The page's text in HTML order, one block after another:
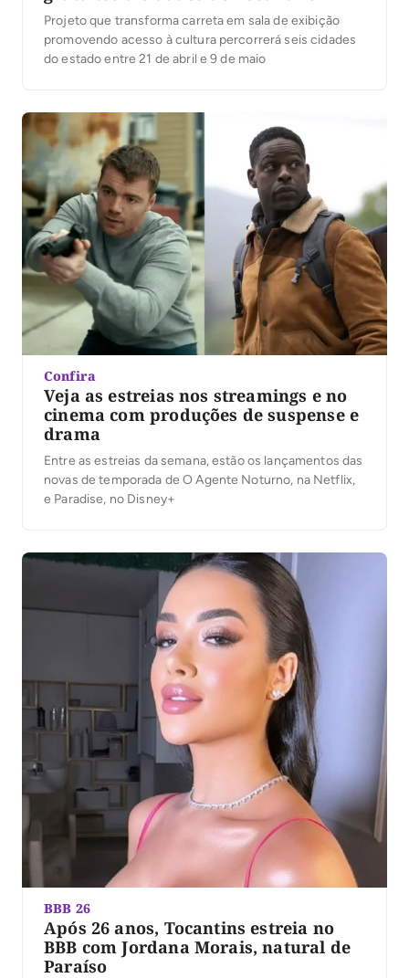
Projeto que transforma carreta em sala de exibição
promovendo acesso à cultura percorrerá seis cidades
do estado entre 21 de abril e 9 de maio
Confira
Veja as estreias nos streamings e no
cinema com produções de suspense e
drama
Entre as estreias da semana, estão os lançamentos das
novas de temporada de O Agente Noturno, na Netflix,
e Paradise, no Disney+
BBB 26
Após 26 anos, Tocantins estreia no
BBB com Jordana Morais, natural de
Paraíso